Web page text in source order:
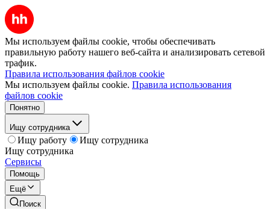
Мы используем файлы cookie, чтобы обеспечивать
правильную работу нашего веб-сайта и анализировать сетевой
трафик.
Правила использования файлов cookie
Мы используем файлы cookie. Правила использования
файлов cookie
Понятно
Ищу сотрудника
Ищу работу
Ищу сотрудника
Ищу сотрудника
Сервисы
Помощь
Ещё
Поиск